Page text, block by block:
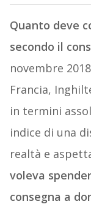
Quanto deve
secondo il
novembre
Francia,
in termini
indice di una
realtà e
voleva
consegna a